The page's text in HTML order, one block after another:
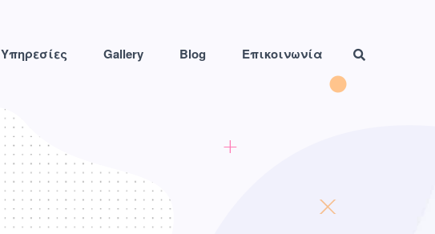
Υπηρεσίες Gallery Blog Επικοινωνία